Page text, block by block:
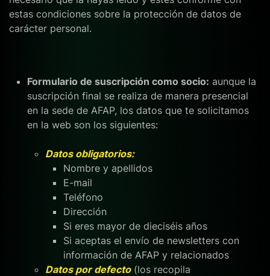
estas condiciones sobre la protección de datos de
carácter personal.
Formulario de suscripción como socio: aunque la
suscripción final se realiza de manera presencial
en la sede de AFAP, los datos que te solicitamos
en la web son los siguientes:
Datos obligatorios:
Nombre y apellidos
E-mail
Teléfono
Dirección
Si eres mayor de dieciséis años
Si aceptas el envío de newsletters con
información de AFAP y relacionados
Datos por defecto(los recopila